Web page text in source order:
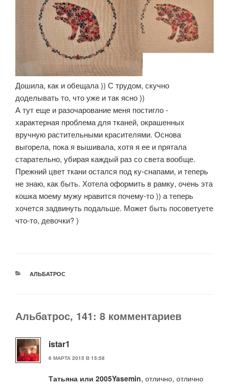
Дошила, как и обещала )) С трудом, скучно
доделывать то, что уже и так ясно ))
А тут еще и разочарование меня постигло -
характерная проблема для тканей, окрашенных
вручную растительными красителями. Основа
выгорела, пока я вышивала, хотя я ее и прятала
старательно, убирая каждый раз со света вообще.
Прежний цвет ткани остался под ку-снапами, и теперь
не знаю, как быть. Хотела оформить в рамку, очень эта
кошка моему мужу нравится почему-то )) а теперь
хочется задвинуть подальше. Может быть посоветуете
что-то, девочки? )
РУБРИКИ
АЛЬБАТРОС
Альбатрос, 141: 8 комментариев
istar1
6 МАРТА 2015 В 15:58
Татьяна или 2005Yasemin, отлично, отлично